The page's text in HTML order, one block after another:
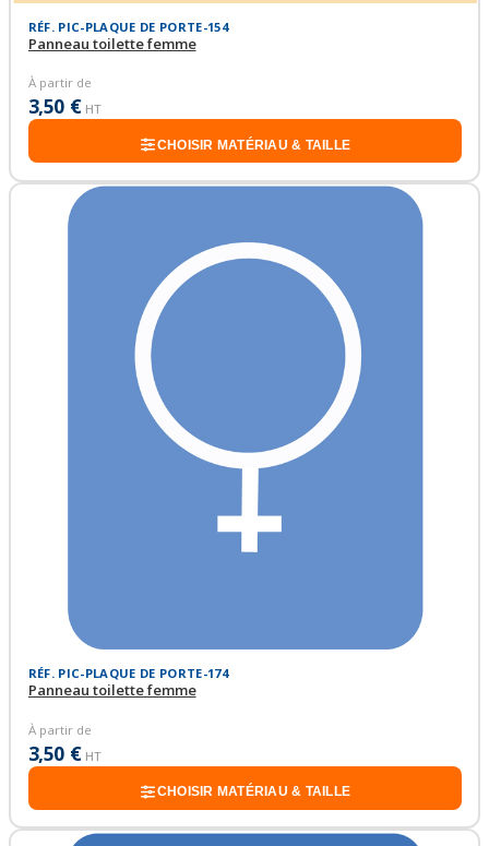
RÉF. PIC-PLAQUE DE PORTE-154
Panneau toilette femme
À partir de
3,50 € HT
CHOISIR MATÉRIAU & TAILLE
RÉF. PIC-PLAQUE DE PORTE-174
Panneau toilette femme
À partir de
3,50 € HT
CHOISIR MATÉRIAU & TAILLE